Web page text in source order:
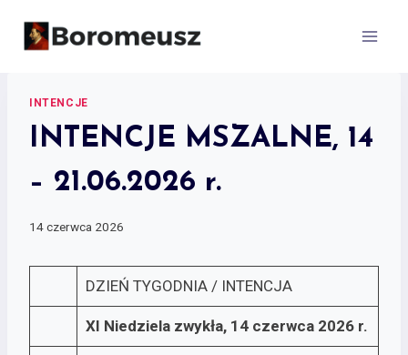
INTENCJE
INTENCJE MSZALNE, 14
– 21.06.2026 r.
14 czerwca 2026
DZIEŃ TYGODNIA / INTENCJA
XI Niedziela zwykła, 14 czerwca 2026 r.